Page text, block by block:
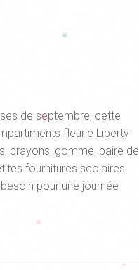
de septembre, cette
fleurie Liberty
crayons, gomme, paire de
fournitures scolaires
pour une journée